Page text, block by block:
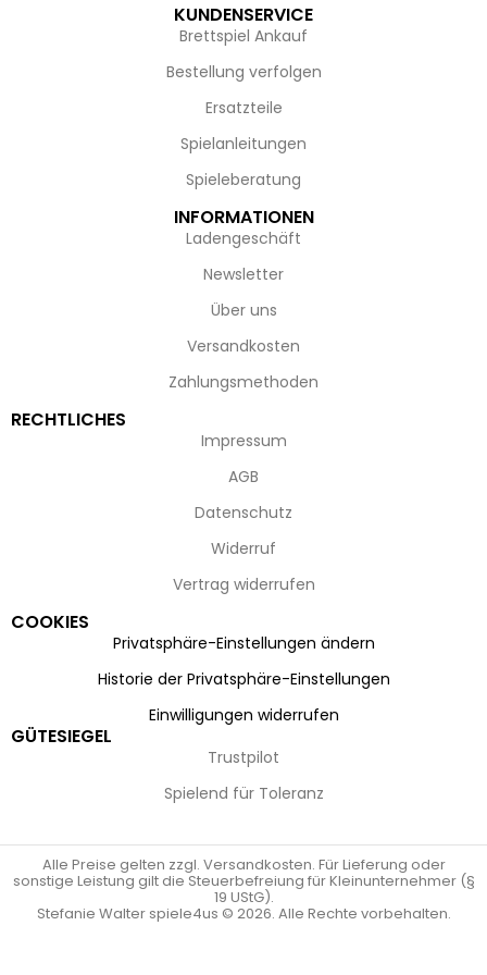
KUNDENSERVICE
Brettspiel Ankauf
Bestellung verfolgen
Ersatzteile
Spielanleitungen
Spieleberatung
INFORMATIONEN
Ladengeschäft
Newsletter
Über uns
Versandkosten
Zahlungsmethoden
RECHTLICHES
Impressum
AGB
Datenschutz
Widerruf
Vertrag widerrufen
COOKIES
Privatsphäre-Einstellungen ändern
Historie der Privatsphäre-Einstellungen
Einwilligungen widerrufen
GÜTESIEGEL
Trustpilot
Spielend für Toleranz
Alle Preise gelten zzgl. Versandkosten. Für Lieferung oder
sonstige Leistung gilt die Steuerbefreiung für Kleinunternehmer (§
19 UStG).
Stefanie Walter spiele4us © 2026. Alle Rechte vorbehalten.